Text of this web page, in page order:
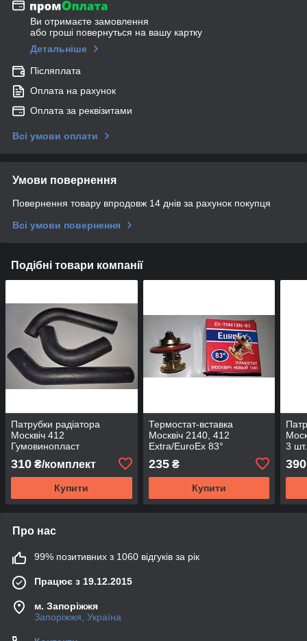
Ви отримаєте замовлення
або гроші повернуться на вашу картку
Детальніше
Післяплата
Оплата на рахунок
Оплата за реквізитами
Всі умови оплати
Умови повернення
Повернення товару впродовж 14 днів за рахунок покупця
Всі умови повернення
Подібні товари компанії
Патрубки радіатора
Москвіч 412
Гумовинопласт
310 ₴/комплект
Купити
Термостат-вставка
Москвіч 2140, 412
Extra/EuroEx 83°
235₴
Купити
3
390
Про нас
99% позитивних з 1060 відгуків за рік
Працює з 19.12.2015
м. Запоріжжя
Запоріжжя, Україна